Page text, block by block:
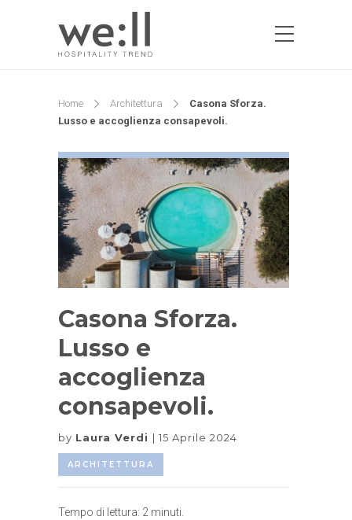
Home Architettura
Casona Sforza.
Lusso e accoglienza consapevoli.
Casona Sforza.
Lusso e
accoglienza
consapevoli.
by Laura Verdi 15 Aprile 2024
ARCHITETTURA
Tempo di lettura: 2 minuti.